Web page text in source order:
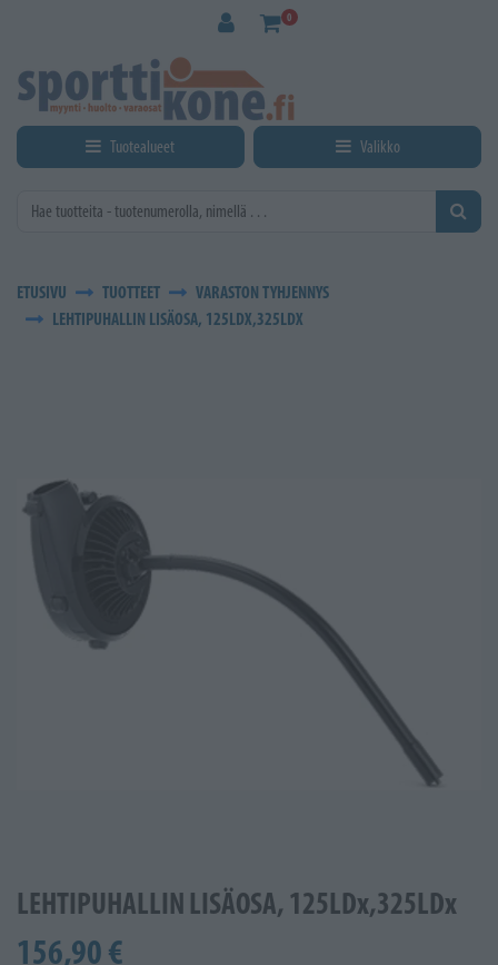
0
Tuotealueet Valikko
ETUSIVU TUOTTEET
VARASTON TYHJENNYS
LEHTIPUHALLIN LISÄOSA, 125LDX,325LDX
LEHTIPUHALLIN LISÄOSA, 125LDx,325LDx
156,90 €